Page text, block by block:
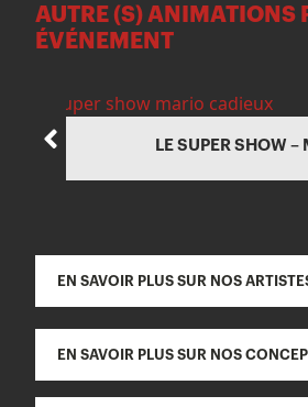
AUTRE (S) ANIMATIONS
ÉVÉNEMENT
EN SAVOIR PLUS SUR NOS
EN SAVOIR PLUS SUR NOS